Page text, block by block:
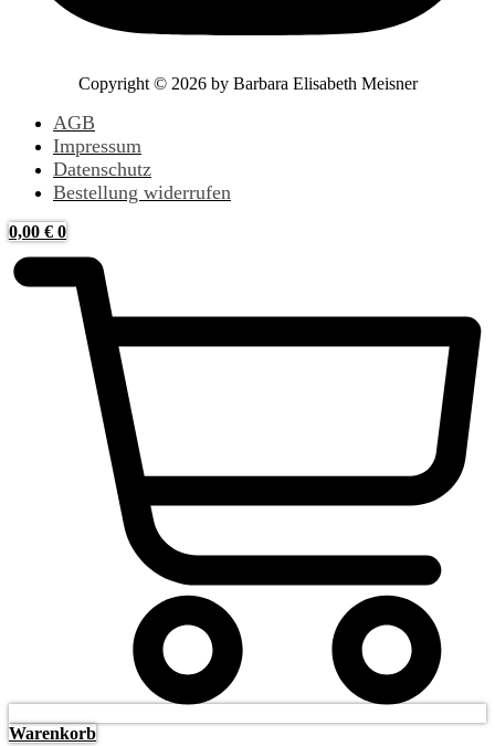
Copyright © 2026 by Barbara Elisabeth Meisner
AGB
Impressum
Datenschutz
Bestellung widerrufen
0,00 € 0
Warenkorb